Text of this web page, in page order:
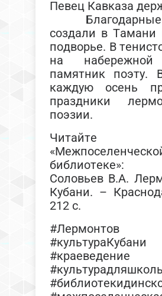
Певец Кавказа
Благодарные
создали в Тамани
подворье. В
на
памятник поэту.
каждую осень
праздники
поэзии.
библиотеке»:
Соловьев В.А.
Кубани. –
212 с.
#Лермонтов
#культураКубани
#краеведение